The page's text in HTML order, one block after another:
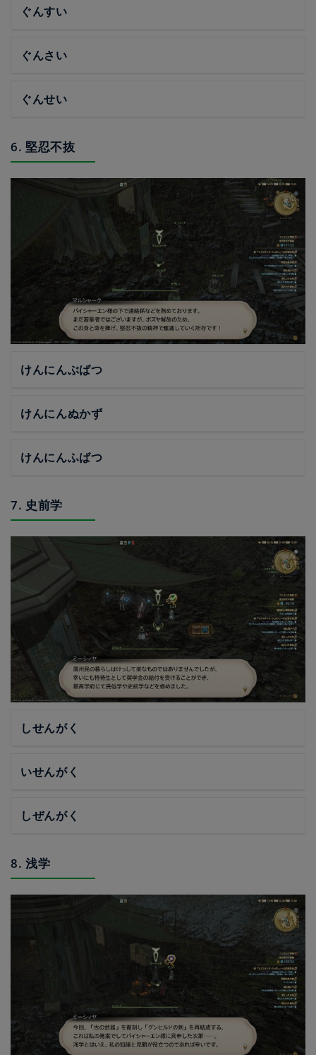
ぐんすい
ぐんさい
ぐんせい
6. 堅忍不抜
けんにんぶばつ
けんにんぬかず
けんにんふばつ
7. 史前学
しせんがく
いせんがく
しぜんがく
8. 浅学